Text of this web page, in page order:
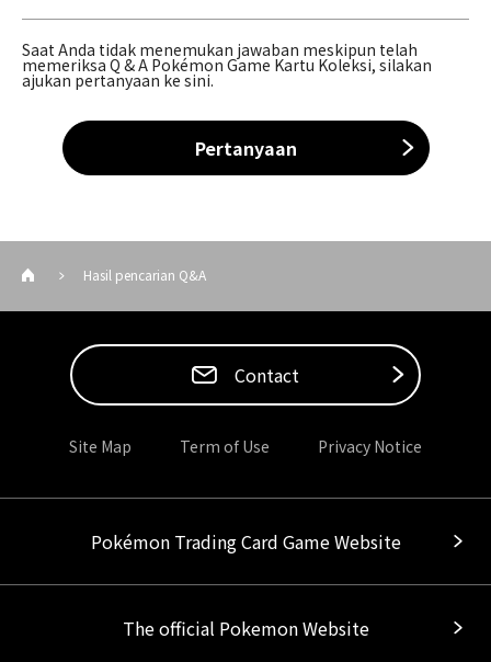
Saat Anda tidak menemukan jawaban meskipun telah
memeriksa Q & A Pokémon Game Kartu Koleksi, silakan
ajukan pertanyaan ke sini.
Pertanyaan
Hasil pencarian Q&A
Contact
Site Map Term of Use Privacy Notice
Pokémon Trading Card Game Website
The official Pokemon Website